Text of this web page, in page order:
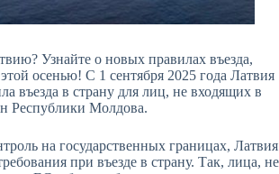
Узнайте о новых правилах въезда,
осенью! С 1 сентября 2025 года Латвия
въезда в страну для лиц, не входящих в
Республики Молдова.
на государственных границах, Латвия
при въезде в страну. Так, лица, не